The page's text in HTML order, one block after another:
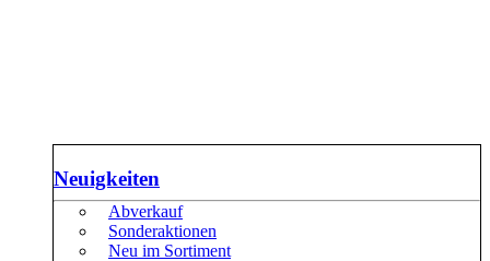
Neuigkeiten
Abverkauf
Sonderaktionen
Neu im Sortiment